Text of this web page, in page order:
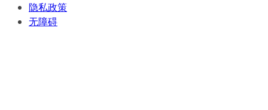
隐私政策
无障碍